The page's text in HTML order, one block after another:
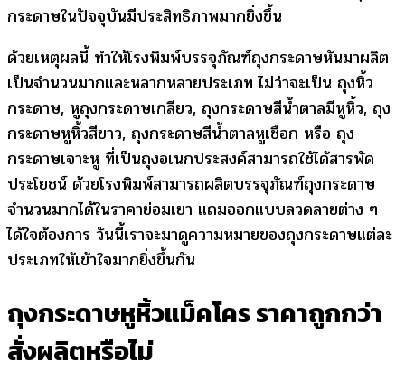
กระดาษในปัจจุบันมีประสิทธิภาพมากยิ่งขึ้น
ด้วยเหตุผลนี้ ทำให้โรงพิมพ์บรรจุภัณฑ์ถุงกระดาษหันมาผลิต
เป็นจำนวนมากและหลากหลายประเภท ไม่ว่าจะเป็น ถุงหิ้ว
กระดาษ, หูถุงกระดาษเกลียว, ถุงกระดาษสีน้ําตาลมีหูหิ้ว, ถุง
กระดาษหูหิ้วสีขาว, ถุงกระดาษสีน้ําตาลหูเชือก หรือ ถุง
กระดาษเจาะหู ที่เป็นถุงอเนกประสงค์สามารถใช้ได้สารพัด
ประโยชน์ ด้วยโรงพิมพ์สามารถผลิตบรรจุภัณฑ์ถุงกระดาษ
จำนวนมากได้ในราคาย่อมเยา แถมออกแบบลวดลายต่าง ๆ
ได้ใจต้องการ วันนี้เราจะมาดูความหมายของถุงกระดาษแต่ละ
ประเภทให้เข้าใจมากยิ่งขึ้นกัน
ถุงกระดาษหูหิ้วแม็คโคร ราคาถูกกว่า
สั่งผลิตหรือไม่